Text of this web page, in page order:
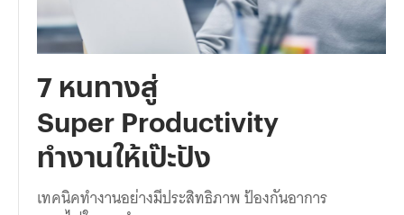
7 หนทางสู่
Super Productivity
ทำงานให้เป๊ะปัง
เทคนิคทำงานอย่างมีประสิทธิภาพ ป้องกันอาการ